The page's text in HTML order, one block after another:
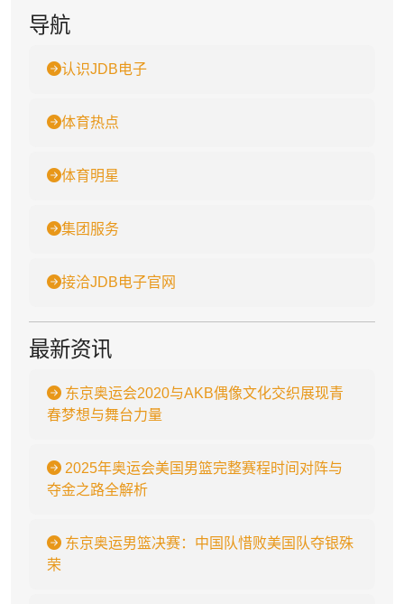
导航
认识JDB电子
体育热点
体育明星
集团服务
接洽JDB电子官网
最新资讯
东京奥运会2020与AKB偶像文化交织展现青
春梦想与舞台力量
2025年奥运会美国男篮完整赛程时间对阵与
夺金之路全解析
东京奥运男篮决赛：中国队惜败美国队夺银殊
荣